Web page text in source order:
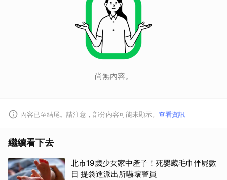
尚無內容。
內容已至結尾。請注意，部分內容可能未顯示。 查看資訊
繼續看下去
北市19歲少女家中產子！死嬰藏毛巾伴屍數
日 提袋進派出所嚇壞警員